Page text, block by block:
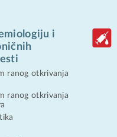
i
ranog otkrivanja
ranog otkrivanja